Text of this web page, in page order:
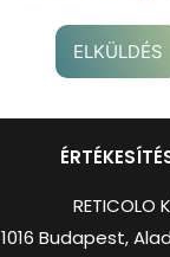
ELKÜLDÉS
RETICOLO
1016 Budapest,